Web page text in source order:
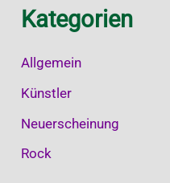
Kategorien
Allgemein
Künstler
Neuerscheinung
Rock